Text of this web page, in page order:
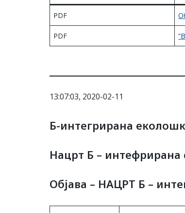
PDF
PDF
13:07:03, 2020-02-11
Б-интегрирана
Нацрт Б –
Објава – НАЦРТ Б –